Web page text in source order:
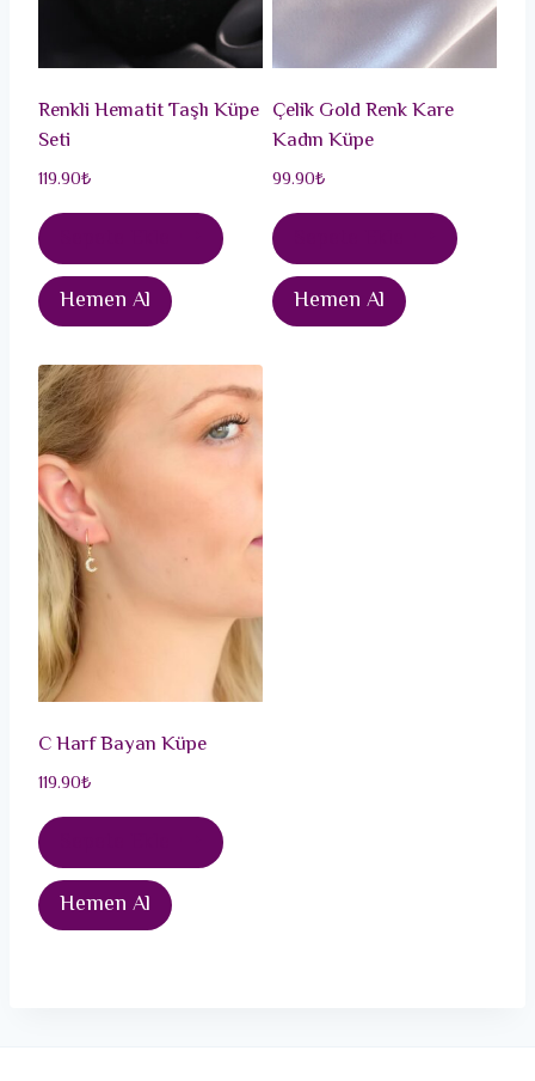
Renkli Hematit Taşlı Küpe
Seti
119.90₺
Hemen Al
Çelik Gold Renk Kare
Kadın Küpe
99.90₺
Hemen Al
C Harf Bayan Küpe
119.90₺
Hemen Al